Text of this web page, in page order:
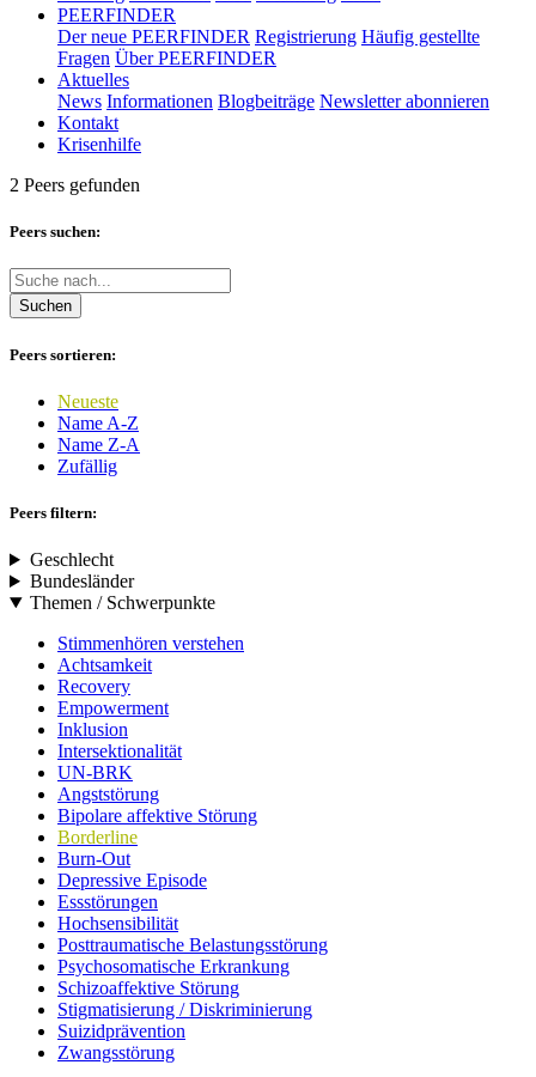
PEERFINDER
Der neue PEERFINDER Registrierung Häufig gestellte
Fragen Über PEERFINDER
Aktuelles
News Informationen Blogbeiträge Newsletter abonnieren
Kontakt
Krisenhilfe
2 Peers gefunden
Peers suchen:
Suchen
Peers sortieren:
Neueste
Name A-Z
Name Z-A
Zufällig
Peers filtern:
Geschlecht
Bundesländer
Themen / Schwerpunkte
Stimmenhören verstehen
Achtsamkeit
Recovery
Empowerment
Inklusion
Intersektionalität
UN-BRK
Angststörung
Bipolare affektive Störung
Borderline
Burn-Out
Depressive Episode
Essstörungen
Hochsensibilität
Posttraumatische Belastungsstörung
Psychosomatische Erkrankung
Schizoaffektive Störung
Stigmatisierung / Diskriminierung
Suizidprävention
Zwangsstörung